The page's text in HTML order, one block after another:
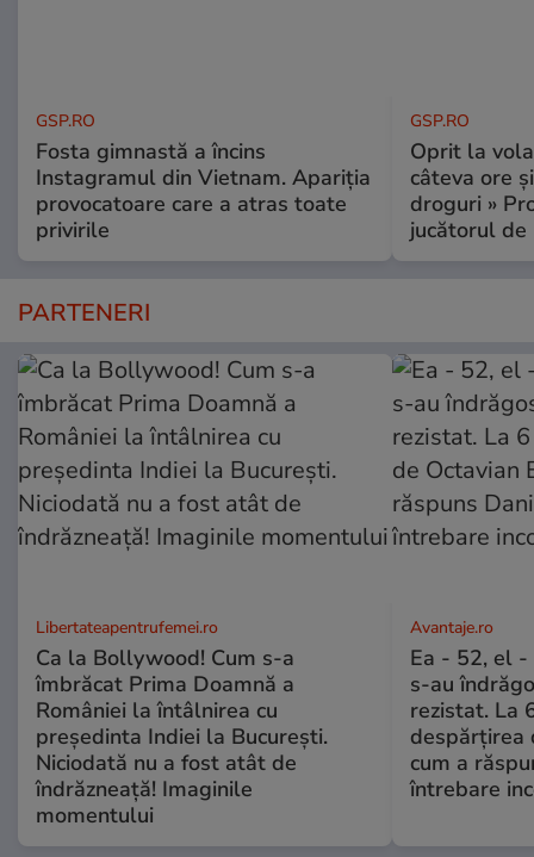
GSP.RO
Fosta gimnastă a încins
Instagramul din Vietnam. Apariția
provocatoare care a atras toate
privirile
GSP.RO
Oprit la
câteva ore
droguri »
jucătorul
PARTENERI
Libertateapentrufemei.ro
Ca la Bollywood! Cum s-a
îmbrăcat Prima Doamnă a
României la întâlnirea cu
președinta Indiei la București.
Niciodată nu a fost atât de
îndrăzneață! Imaginile
momentului
Avantaje.ro
Ea - 52, el -
s-au
rezistat. La
despărțirea
cum a
întrebare